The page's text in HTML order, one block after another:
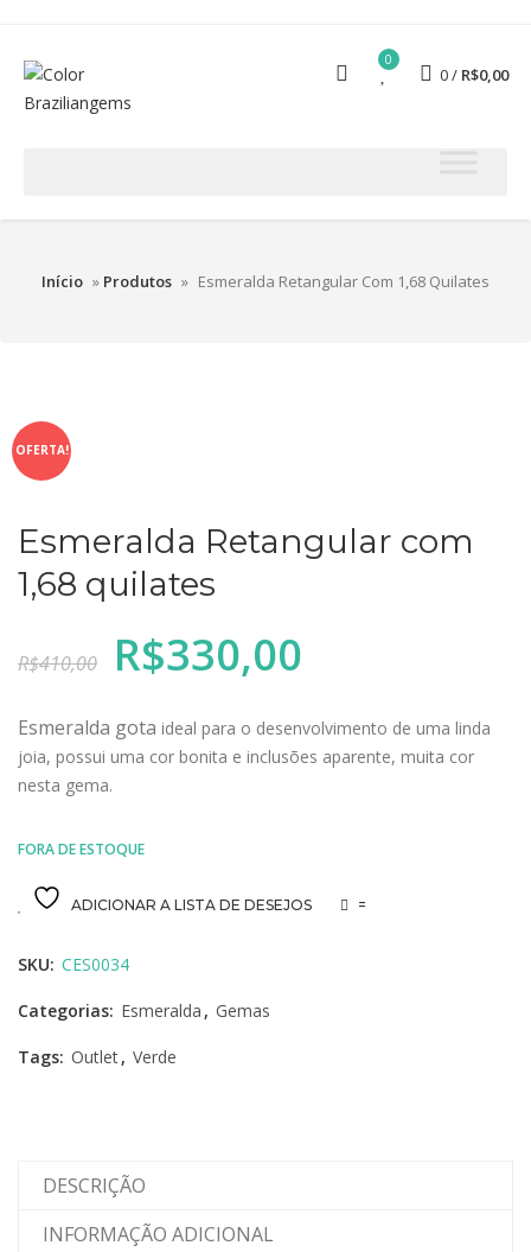
0
0 R$0,00
Início » Produtos » Esmeralda Retangular Com 1,68 Quilates
OFERTA!
Esmeralda Retangular com
1,68 quilates
R$410,00 O
preço
original
era:
R$410,00.
R$330,00
atual
é:
R$330,00.
Esmeralda gota ideal para o desenvolvimento de uma linda
joia, possui uma cor bonita e inclusões aparente, muita cor
nesta gema.
FORA DE ESTOQUE
ADICIONAR A LISTA DE DESEJOS =
SKU: CES0034
Categorias: Esmeralda , Gemas
Tags: Outlet, Verde
DESCRIÇÃO
INFORMAÇÃO ADICIONAL